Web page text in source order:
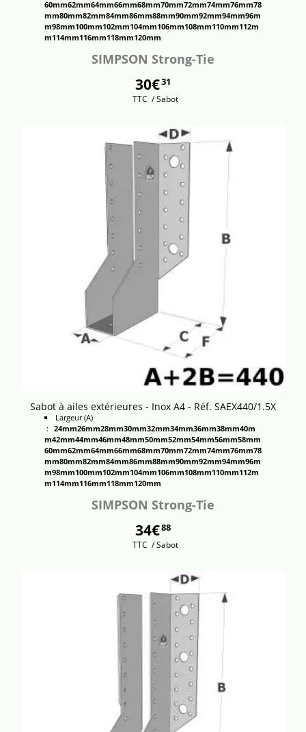
60mm62mm64mm66mm68mm70mm72mm74mm76mm78
mm80mm82mm84mm86mm88mm90mm92mm94mm96m
m98mm100mm102mm104mm106mm108mm110mm112m
m114mm116mm118mm120mm
SIMPSON Strong-Tie
30€31
TTC / Sabot
Sabot à ailes extérieures - Inox A4 - Réf. SAEX440/1.5X
Largeur (A)
: 24mm26mm28mm30mm32mm34mm36mm38mm40m
m42mm44mm46mm48mm50mm52mm54mm56mm58mm
60mm62mm64mm66mm68mm70mm72mm74mm76mm78
mm80mm82mm84mm86mm88mm90mm92mm94mm96m
m98mm100mm102mm104mm106mm108mm110mm112m
m114mm116mm118mm120mm
SIMPSON Strong-Tie
34€88
TTC / Sabot